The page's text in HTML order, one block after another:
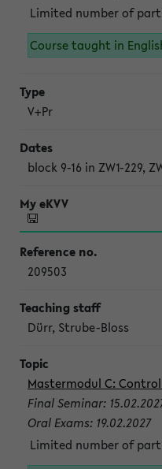
Limited number of
Course taught in
V+Pr
block 9-16 in ZW1-229,
209503
Dürr, Strube-Bloss
Mastermodul C:
Final Seminar:
Oral Exams: 19.02.2027
Limited number of